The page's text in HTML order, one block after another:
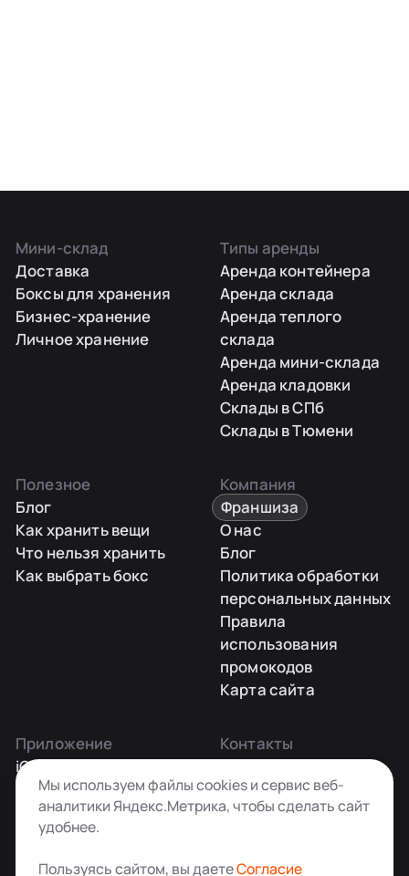
Мини-склад
Доставка
Боксы для хранения
Бизнес-хранение
Личное хранение
Типы аренды
Аренда контейнера
Аренда склада
Аренда теплого
склада
Аренда мини-склада
Аренда кладовки
Склады в СПб
Склады в Тюмени
Полезное
Блог
Как хранить вещи
Что нельзя хранить
Как выбрать бокс
Компания
Франшиза
О нас
Блог
Политика обработки
персональных данных
Правила
использования
промокодов
Карта сайта
Приложение
iOS
Android
Контакты
Заказать звонок
+7 495 181-55-45
info@kladovkin.ru
Мы используем файлы cookies и сервис веб-
аналитики Яндекс.Метрика, чтобы сделать сайт
удобнее.
Пользуясь сайтом, вы даетеСогласие